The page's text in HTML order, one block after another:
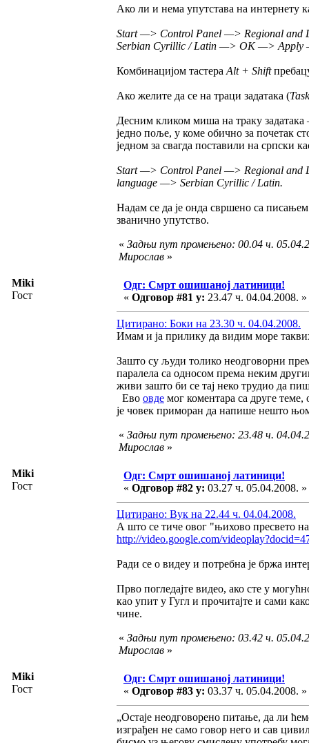
Ако ли и нема упутстава на интернету
Start —> Control Panel —> Regional
Serbian Cyrillic / Latin —> OK —>
Комбинацијом тастера Alt + Shift
Ако желите да се на траци задатака (
Десним кликом миша на траку задатака
једно поље, у коме обично за почетак
једном за свагда поставили на српски
Start —> Control Panel —> Regional and
language —> Serbian Cyrillic / Latin.
Надам се да је онда свршено са
званично упутство.
« Задњи пут промењено: 00.04 ч.
Мирослав »
Miki
Гост
Одг: Смрт ошишаној латиници!
« Одговор #81 у: 23.47 ч. 04.04.2008. »
Цитирано: Боки на 23.30 ч. 04.04.2008.
Имам и ја прилику да видим море
Зашто су људи толико неодговорни
паралела са односом према неким
живи зашто би се тај неко трудио да
Ево овде мог коментара са друге
је човек приморан да напише нешто
« Задњи пут промењено: 23.48 ч.
Мирослав »
Miki
Гост
Одг: Смрт ошишаној латиници!
« Одговор #82 у: 03.27 ч. 05.04.2008. »
Цитирано: Вук на 22.44 ч. 04.04.2008.
А што се тиче овог "њихово пресвето
http://video.google.com/
Ради се о видеу и потребна је бржа
Прво погледајте видео, ако сте у
као упит у Гугл и прочитајте и сами
чине.
« Задњи пут промењено: 03.42 ч.
Мирослав »
Miki
Гост
Одг: Смрт ошишаној латиници!
« Одговор #83 у: 03.37 ч. 05.04.2008. »
„Остаје неодговорено питање, да ли
изграђен не само говор него и сав